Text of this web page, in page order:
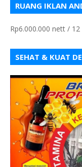
RUANG IKLAN
Rp6.000.000 nett /
SEHAT & KUAT